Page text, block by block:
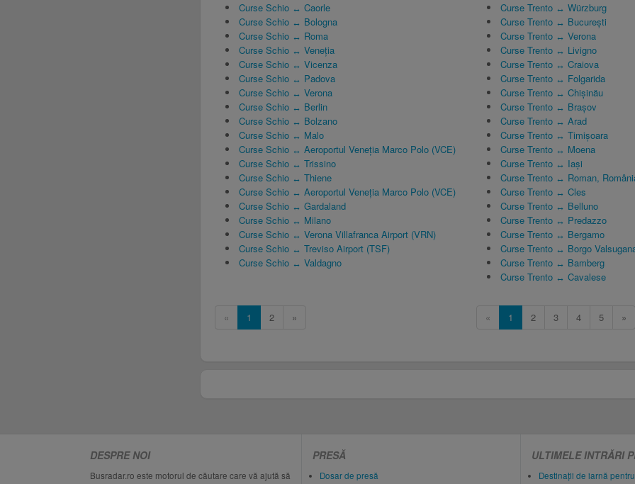
Curse Schio ↔ Caorle
Curse Schio ↔ Bologna
Curse Schio ↔ Roma
Curse Schio ↔ Veneția
Curse Schio ↔ Vicenza
Curse Schio ↔ Padova
Curse Schio ↔ Verona
Curse Schio ↔ Berlin
Curse Schio ↔ Bolzano
Curse Schio ↔ Malo
Curse Schio ↔ Aeroportul Veneția Marco Polo (VCE)
Curse Schio ↔ Trissino
Curse Schio ↔ Thiene
Curse Schio ↔ Aeroportul Veneția Marco Polo (VCE)
Curse Schio ↔ Gardaland
Curse Schio ↔ Milano
Curse Schio ↔ Verona Villafranca Airport (VRN)
Curse Schio ↔ Treviso Airport (TSF)
Curse Schio ↔ Valdagno
« 1 2 »
Curse Trento ↔ Würzburg
Curse Trento ↔ București
Curse Trento ↔ Verona
Curse Trento ↔ Livigno
Curse Trento ↔ Craiova
Curse Trento ↔ Folgarida
Curse Trento ↔ Chișinău
Curse Trento ↔ Brașov
Curse Trento ↔ Arad
Curse Trento ↔ Timișoara
Curse Trento ↔ Moena
Curse Trento ↔ Iași
Curse Trento ↔ Roman,
Curse Trento ↔ Cles
Curse Trento ↔ Belluno
Curse Trento ↔ Predazzo
Curse Trento ↔ Bergamo
Curse Trento ↔ Borgo
Curse Trento ↔ Bamberg
Curse Trento ↔ Cavalese
« 1 2 3 4 5 »
DESPRE NOI
Busradar.ro este motorul de căutare care vă ajută să
PRESĂ
Dosar de presă
ULTIMELE INTRĂRI
Destinații de iarnă